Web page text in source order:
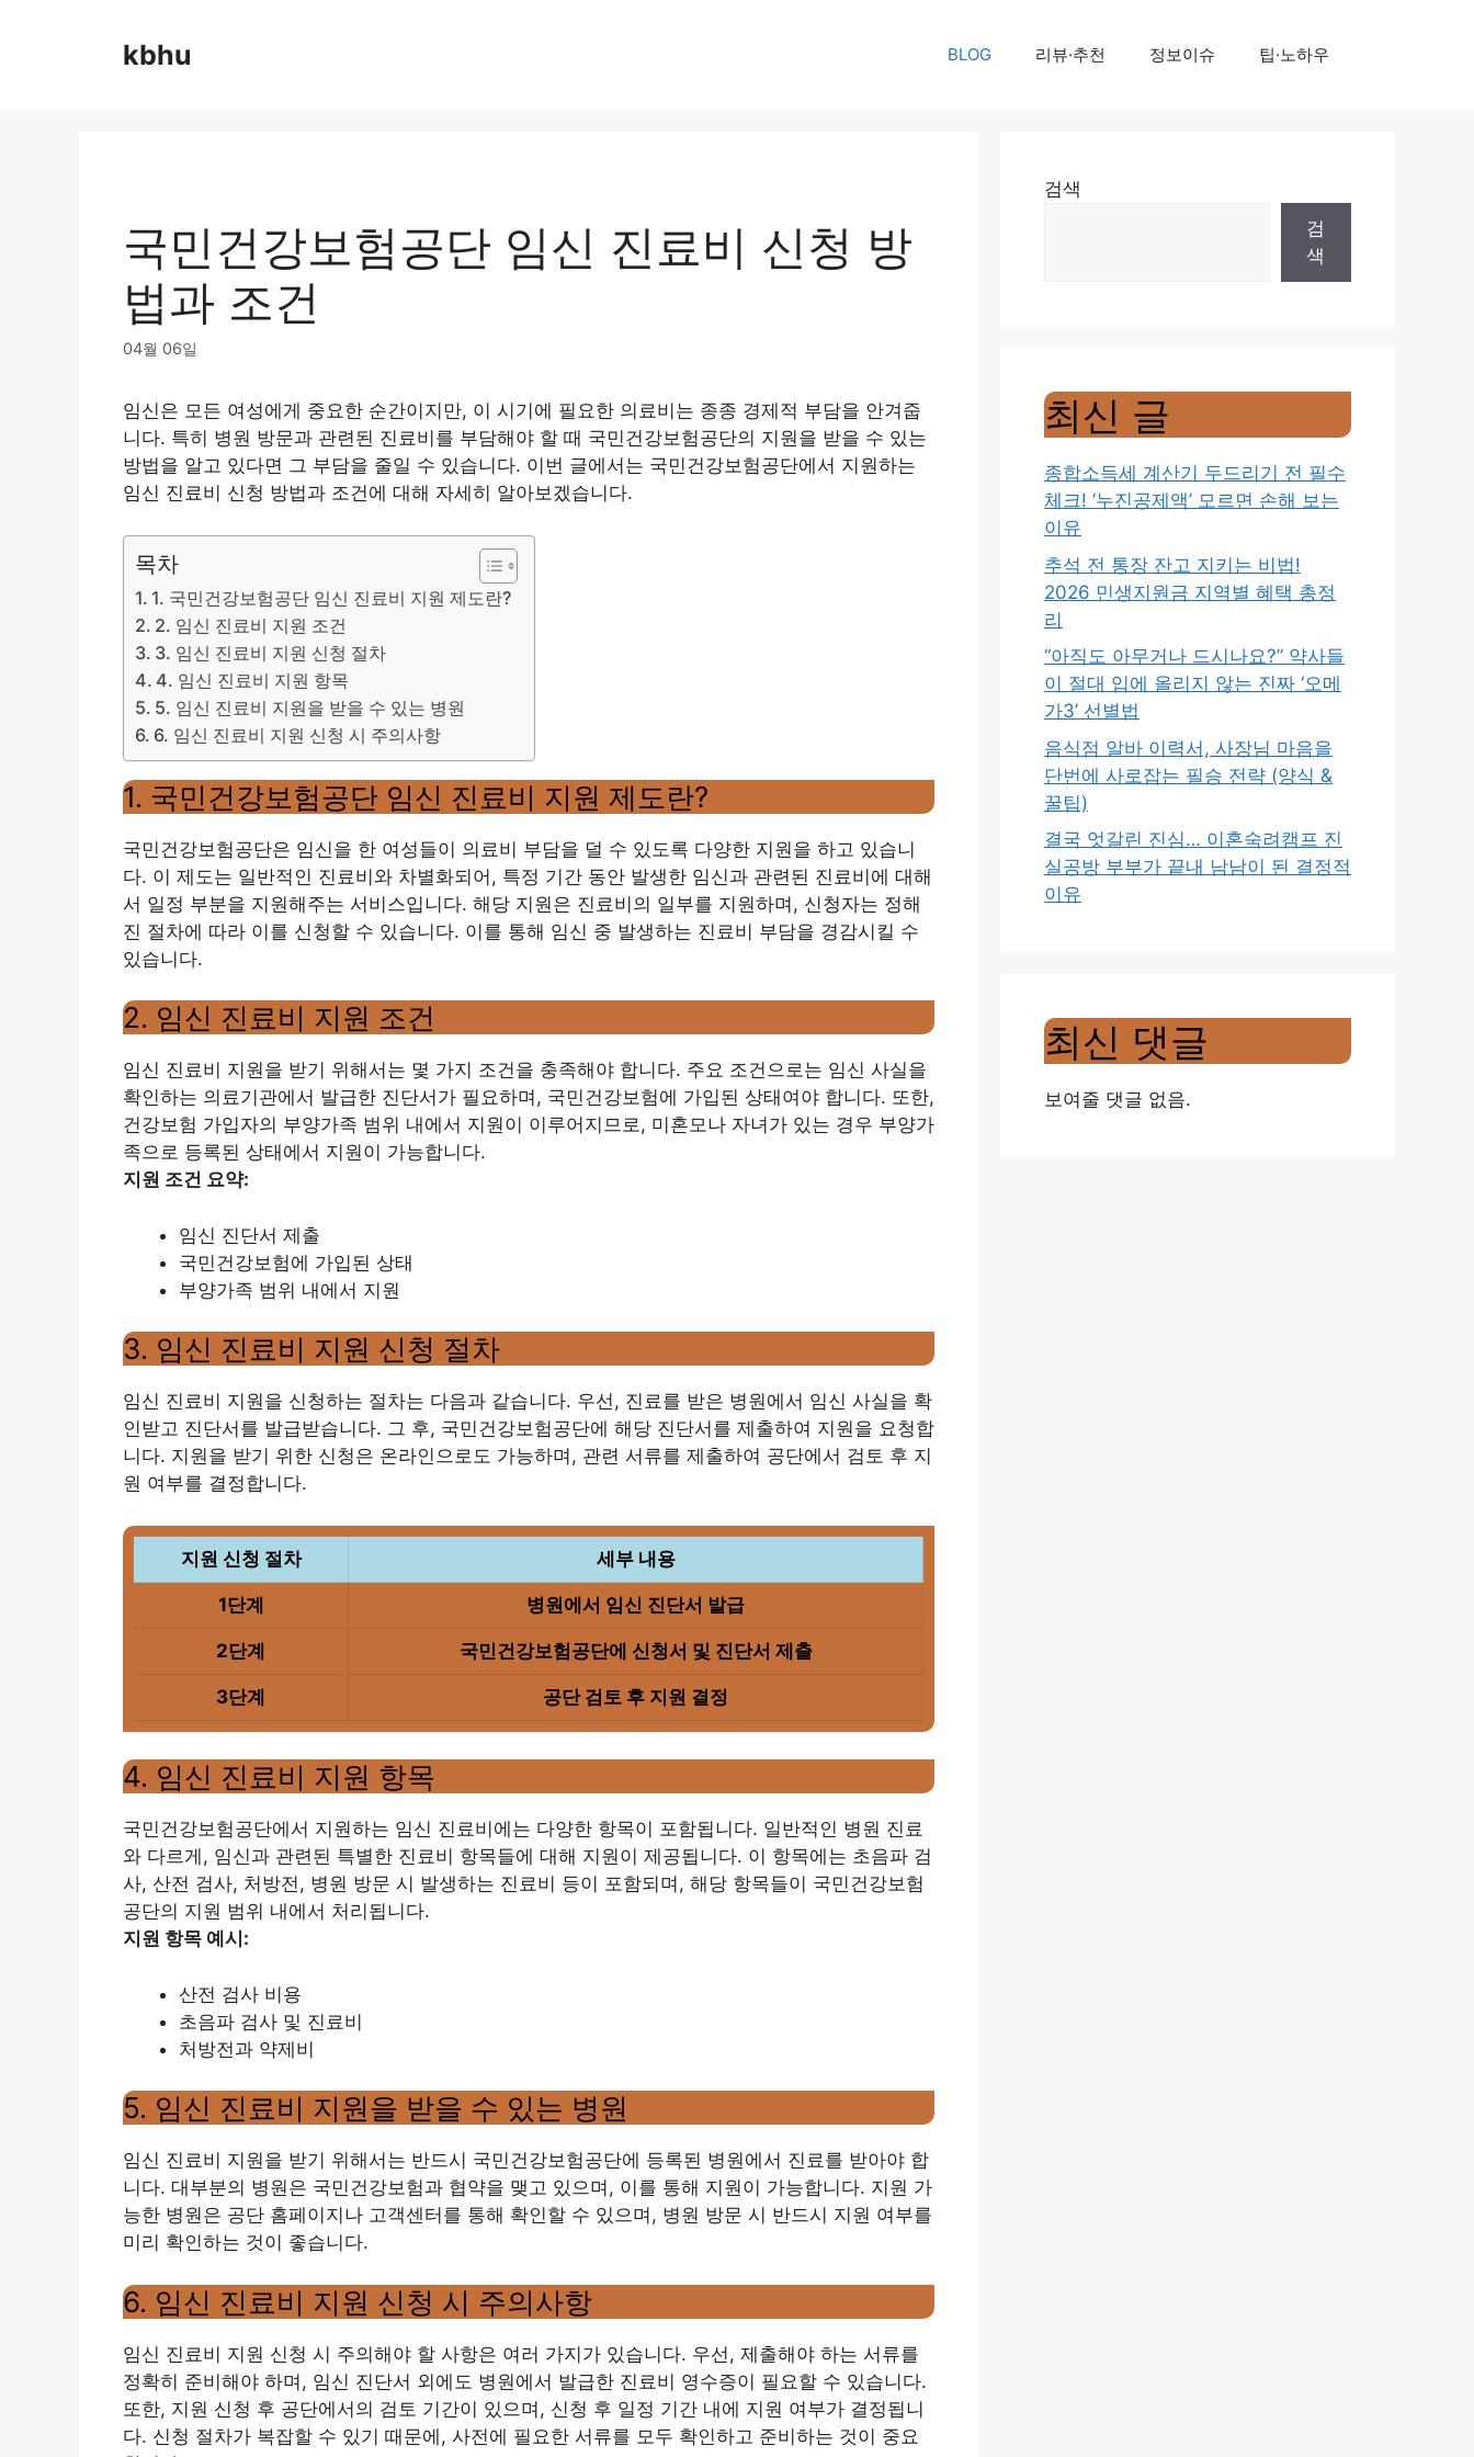
kbhu BLOG 리뷰·추천 정보이슈 팁·노하우
국민건강보험공단 임신 진료비 신청 방
법과 조건
04월 06일
임신은 모든 여성에게 중요한 순간이지만, 이 시기에 필요한 의료비는 종종 경제적 부담을 안겨줍
니다. 특히 병원 방문과 관련된 진료비를 부담해야 할 때 국민건강보험공단의 지원을 받을 수 있는
방법을 알고 있다면 그 부담을 줄일 수 있습니다. 이번 글에서는 국민건강보험공단에서 지원하는
임신 진료비 신청 방법과 조건에 대해 자세히 알아보겠습니다.
목차
1. 국민건강보험공단 임신 진료비 지원 제도란?
2. 임신 진료비 지원 조건
3. 임신 진료비 지원 신청 절차
4. 임신 진료비 지원 항목
5. 임신 진료비 지원을 받을 수 있는 병원
6. 임신 진료비 지원 신청 시 주의사항
1. 국민건강보험공단 임신 진료비 지원 제도란?
국민건강보험공단은 임신을 한 여성들이 의료비 부담을 덜 수 있도록 다양한 지원을 하고 있습니
다. 이 제도는 일반적인 진료비와 차별화되어, 특정 기간 동안 발생한 임신과 관련된 진료비에 대해
서 일정 부분을 지원해주는 서비스입니다. 해당 지원은 진료비의 일부를 지원하며, 신청자는 정해
진 절차에 따라 이를 신청할 수 있습니다. 이를 통해 임신 중 발생하는 진료비 부담을 경감시킬 수
있습니다.
2. 임신 진료비 지원 조건
임신 진료비 지원을 받기 위해서는 몇 가지 조건을 충족해야 합니다. 주요 조건으로는 임신 사실을
확인하는 의료기관에서 발급한 진단서가 필요하며, 국민건강보험에 가입된 상태여야 합니다. 또한,
건강보험 가입자의 부양가족 범위 내에서 지원이 이루어지므로, 미혼모나 자녀가 있는 경우 부양가
족으로 등록된 상태에서 지원이 가능합니다.
지원 조건 요약:
임신 진단서 제출
국민건강보험에 가입된 상태
부양가족 범위 내에서 지원
3. 임신 진료비 지원 신청 절차
임신 진료비 지원을 신청하는 절차는 다음과 같습니다. 우선, 진료를 받은 병원에서 임신 사실을 확
인받고 진단서를 발급받습니다. 그 후, 국민건강보험공단에 해당 진단서를 제출하여 지원을 요청합
니다. 지원을 받기 위한 신청은 온라인으로도 가능하며, 관련 서류를 제출하여 공단에서 검토 후 지
원 여부를 결정합니다.
지원 신청 절차 세부 내용
1단계 병원에서 임신 진단서 발급
2단계 국민건강보험공단에 신청서 및 진단서 제출
3단계 공단 검토 후 지원 결정
4. 임신 진료비 지원 항목
국민건강보험공단에서 지원하는 임신 진료비에는 다양한 항목이 포함됩니다. 일반적인 병원 진료
와 다르게, 임신과 관련된 특별한 진료비 항목들에 대해 지원이 제공됩니다. 이 항목에는 초음파 검
사, 산전 검사, 처방전, 병원 방문 시 발생하는 진료비 등이 포함되며, 해당 항목들이 국민건강보험
공단의 지원 범위 내에서 처리됩니다.
지원 항목 예시:
산전 검사 비용
초음파 검사 및 진료비
처방전과 약제비
5. 임신 진료비 지원을 받을 수 있는 병원
임신 진료비 지원을 받기 위해서는 반드시 국민건강보험공단에 등록된 병원에서 진료를 받아야 합
니다. 대부분의 병원은 국민건강보험과 협약을 맺고 있으며, 이를 통해 지원이 가능합니다. 지원 가
능한 병원은 공단 홈페이지나 고객센터를 통해 확인할 수 있으며, 병원 방문 시 반드시 지원 여부를
미리 확인하는 것이 좋습니다.
6. 임신 진료비 지원 신청 시 주의사항
임신 진료비 지원 신청 시 주의해야 할 사항은 여러 가지가 있습니다. 우선, 제출해야 하는 서류를
정확히 준비해야 하며, 임신 진단서 외에도 병원에서 발급한 진료비 영수증이 필요할 수 있습니다.
또한, 지원 신청 후 공단에서의 검토 기간이 있으며, 신청 후 일정 기간 내에 지원 여부가 결정됩니
다. 신청 절차가 복잡할 수 있기 때문에, 사전에 필요한 서류를 모두 확인하고 준비하는 것이 중요
검색
검
색
최신 글
종합소득세 계산기 두드리기 전 필수
체크! ‘누진공제액’ 모르면 손해 보는
이유
추석 전 통장 잔고 지키는 비법!
2026 민생지원금 지역별 혜택 총정
리
“아직도 아무거나 드시나요?” 약사들
이 절대 입에 올리지 않는 진짜 ‘오메
가3’ 선별법
음식점 알바 이력서, 사장님 마음을
단번에 사로잡는 필승 전략 (양식 &
꿀팁)
결국 엇갈린 진심… 이혼숙려캠프 진
실공방 부부가 끝내 남남이 된 결정적
이유
최신 댓글
보여줄 댓글 없음.